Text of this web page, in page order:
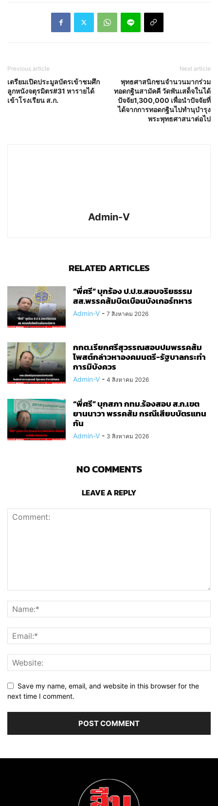
Previous article
เตรียมเปิดประมูลบัตรเข้าชมศึก
ลูกหนังจตุรมิตร#31 หารายได้
เข้าโรงเรียน ส.ก.
Next article
พุทธศาสนิกชนจำนวนมากร่วม
ทอดกฐินสามัคคี วัดพันเสด็จในได้
ปัจจัย1,300,000 เพื่อนำปัจจัยที่
ได้จากการทอดกฐินไปทำนุบำรุง
พระพุทธศาสนาต่อไป
Admin-V
RELATED ARTICLES
“พี่ศรี” บุกร้อง ป.ป.ช.สอบจริยธรรม
สส.พรรคส้มบิดเบือนบังเกอร์ทหาร
Admin-V - 7 สิงหาคม 2026
กกต.เรียกศรีสุวรรณสอบปมพรรคส้ม
โพสต์กล่าวหาองคมนตรี-รัฐบาลกระทำ
การมิบังควร
Admin-V - 4 สิงหาคม 2026
“พี่ศรี” บุกสภา กทม.ร้องสอบ ส.ก.เขต
ยานนาวา พรรคส้ม กรณีเสียบบัตรแทน
กัน
Admin-V - 3 สิงหาคม 2026
NO COMMENTS
LEAVE A REPLY
Save my name, email, and website in this browser for the
next time I comment.